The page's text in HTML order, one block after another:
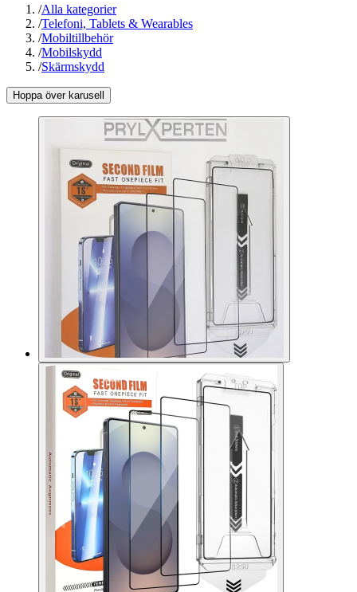
/Alla kategorier
/Telefoni, Tablets & Wearables
/Mobiltillbehör
/Mobilskydd
/Skärmskydd
Hoppa över karusell